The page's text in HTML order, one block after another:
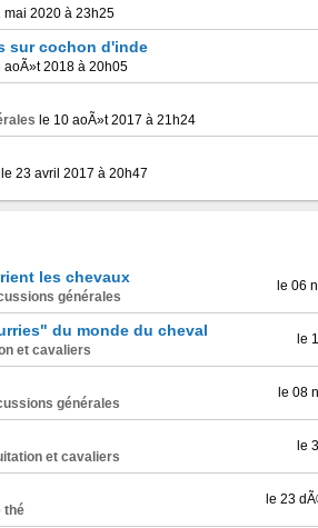
mai 2020 à 23h25
sur cochon d'inde
aoÃ»t 2018 à 20h05
le 10 aoÃ»t 2017 à 21h24
le 23 avril 2017 à 20h47
les chevaux
générales
le 06
du monde du cheval
et cavaliers
le
générales
le 08
et cavaliers
le
thé
le 23